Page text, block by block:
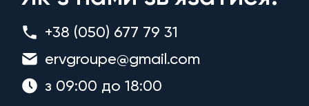
+38 (050) 677 79 31
ervgroupe@gmail.com
з 09:00 до 18:00